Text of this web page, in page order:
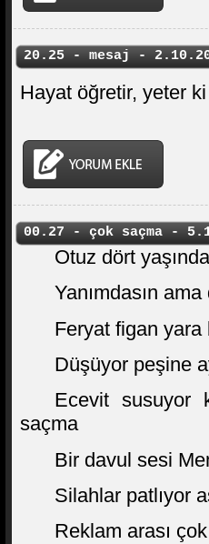
20.25 - mesaj -
Hayat öğretir, yeter
00.27 - çok saçma -
Otuz dört
Yanımdasın
Feryat figan yara
Düşüyor peşine
Ecevit susuyor
saçma
Bir davul sesi
Silahlar patlıyor
Reklam arası